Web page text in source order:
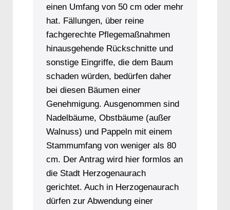
einen Umfang von 50 cm oder mehr
hat. Fällungen, über reine
fachgerechte Pflegemaßnahmen
hinausgehende Rückschnitte und
sonstige Eingriffe, die dem Baum
schaden würden, bedürfen daher
bei diesen Bäumen einer
Genehmigung. Ausgenommen sind
Nadelbäume, Obstbäume (außer
Walnuss) und Pappeln mit einem
Stammumfang von weniger als 80
cm. Der Antrag wird hier formlos an
die Stadt Herzogenaurach
gerichtet. Auch in Herzogenaurach
dürfen zur Abwendung einer